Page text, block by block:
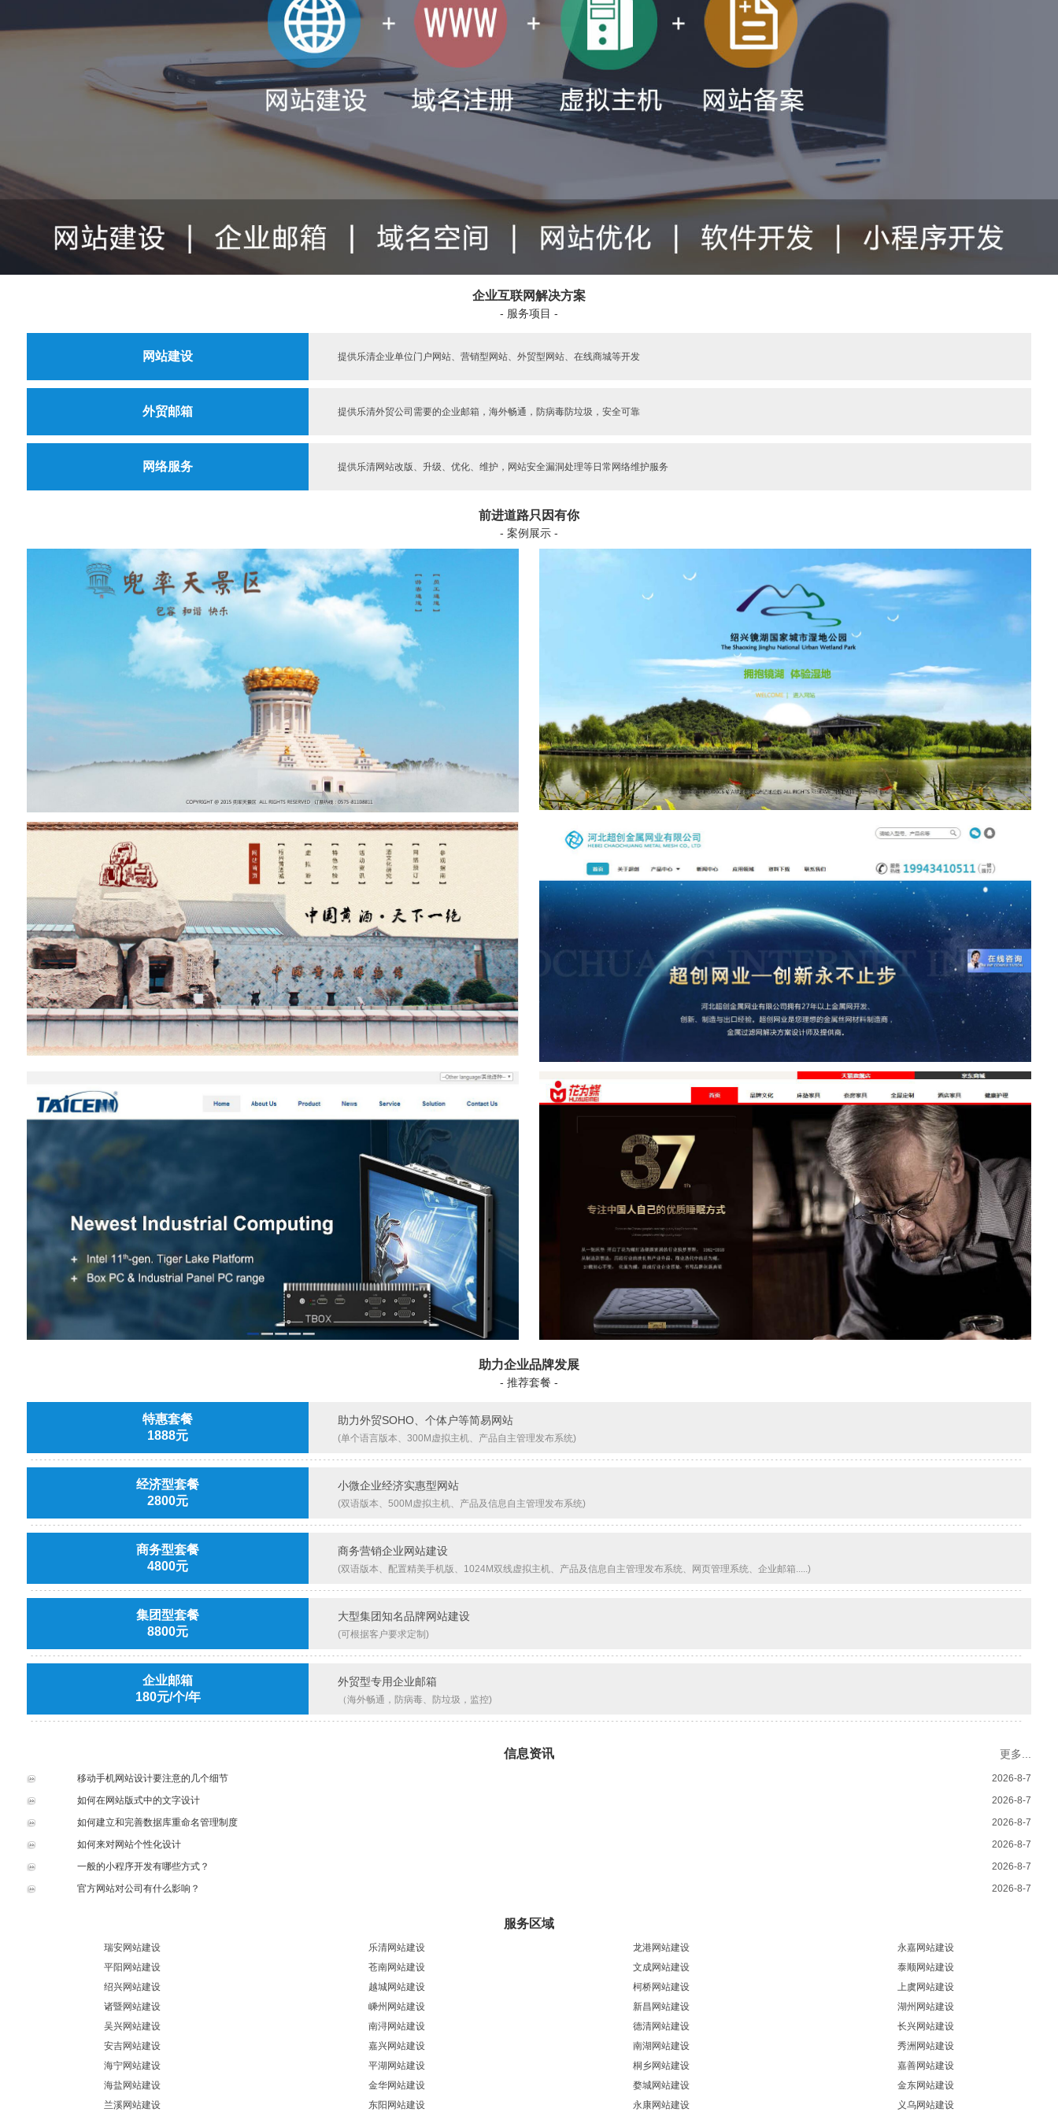
企业互联网解决方案
- 服务项目 -
网站建设 提供乐清企业单位门户网站、营销型网站、外贸型网站、在线商城等开发
外贸邮箱 提供乐清外贸公司需要的企业邮箱，海外畅通，防病毒防垃圾，安全可靠
网络服务 提供乐清网站改版、升级、优化、维护，网站安全漏洞处理等日常网络维护服务
前进道路只因有你
- 案例展示 -
助力企业品牌发展
- 推荐套餐 -
特惠套餐
1888元
助力外贸SOHO、个体户等简易网站
(单个语言版本、300M虚拟主机、产品自主管理发布系统)
经济型套餐
2800元
小微企业经济实惠型网站
(双语版本、500M虚拟主机、产品及信息自主管理发布系统)
商务型套餐
4800元
商务营销企业网站建设
(双语版本、配置精美手机版、1024M双线虚拟主机、产品及信息自主管理发布系统、网页管理系统、企业邮箱.....)
集团型套餐
8800元
大型集团知名品牌网站建设
(可根据客户要求定制)
企业邮箱
180元/个/年
外贸型专用企业邮箱
（海外畅通，防病毒、防垃圾，监控)
信息资讯 更多...
移动手机网站设计要注意的几个细节
2026-8-7
如何在网站版式中的文字设计
2026-8-7
如何建立和完善数据库重命名管理制度
2026-8-7
如何来对网站个性化设计
2026-8-7
一般的小程序开发有哪些方式？
2026-8-7
官方网站对公司有什么影响？
2026-8-7
服务区域
瑞安网站建设 乐清网站建设 龙港网站建设
永嘉网站建设
平阳网站建设
苍南网站建设 文成网站建设
泰顺网站建设
绍兴网站建设
越城网站建设 柯桥网站建设
上虞网站建设
诸暨网站建设
嵊州网站建设 新昌网站建设
湖州网站建设
吴兴网站建设
南浔网站建设 德清网站建设
长兴网站建设
安吉网站建设
嘉兴网站建设 南湖网站建设
秀洲网站建设
海宁网站建设
平湖网站建设 桐乡网站建设
嘉善网站建设
海盐网站建设
金华网站建设 婺城网站建设
金东网站建设
兰溪网站建设
东阳网站建设 永康网站建设 义乌网站建设